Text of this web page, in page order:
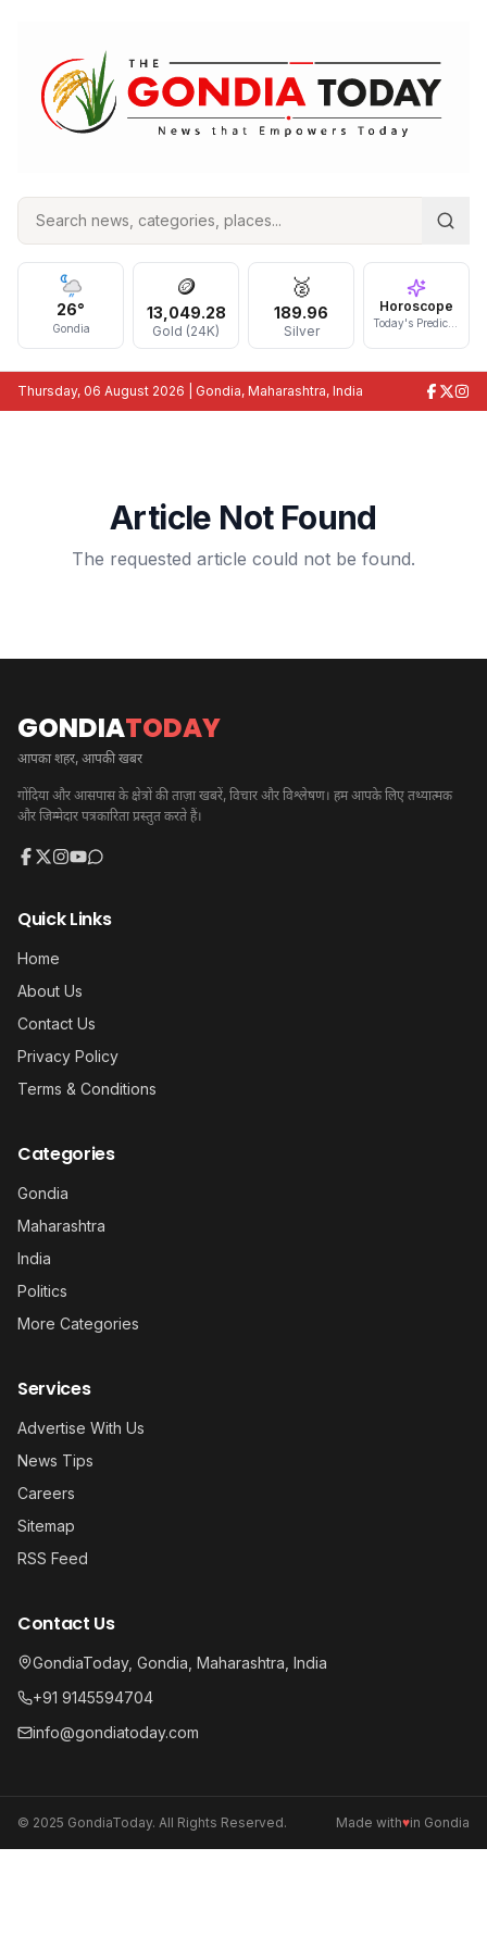
26°
Gondia
🪙
13,049.28
Gold (24K)
🥈
189.96
Silver
Horoscope
Thursday, 06 August 2026 | Gondia, Maharashtra, India
Article Not Found
The requested article could not be found.
GONDIATODAY
आपका शहर, आपकी खबर
गोंदिया और आसपास के क्षेत्रों की ताज़ा खबरें, विचार और विश्लेषण। हम आपके लिए तथ्यात्मक
और जिम्मेदार पत्रकारिता प्रस्तुत करते हैं।
Quick Links
Home
About Us
Contact Us
Privacy Policy
Terms & Conditions
Categories
Gondia
Maharashtra
India
Politics
More Categories
Services
Advertise With Us
News Tips
Careers
Sitemap
RSS Feed
Contact Us
GondiaToday, Gondia, Maharashtra, India
+91 9145594704
info@gondiatoday.com
© 2025 GondiaToday. All Rights Reserved. Made with♥in Gondia